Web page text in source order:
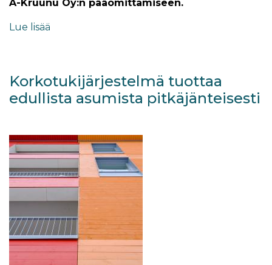
A-Kruunu Oy:n pääomittamiseen.
Lue lisää
Korkotukijärjestelmä tuottaa
edullista asumista pitkäjänteisesti